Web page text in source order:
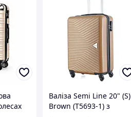
Валіза Semi Line 20" (S)
Brown (T5693-1) з